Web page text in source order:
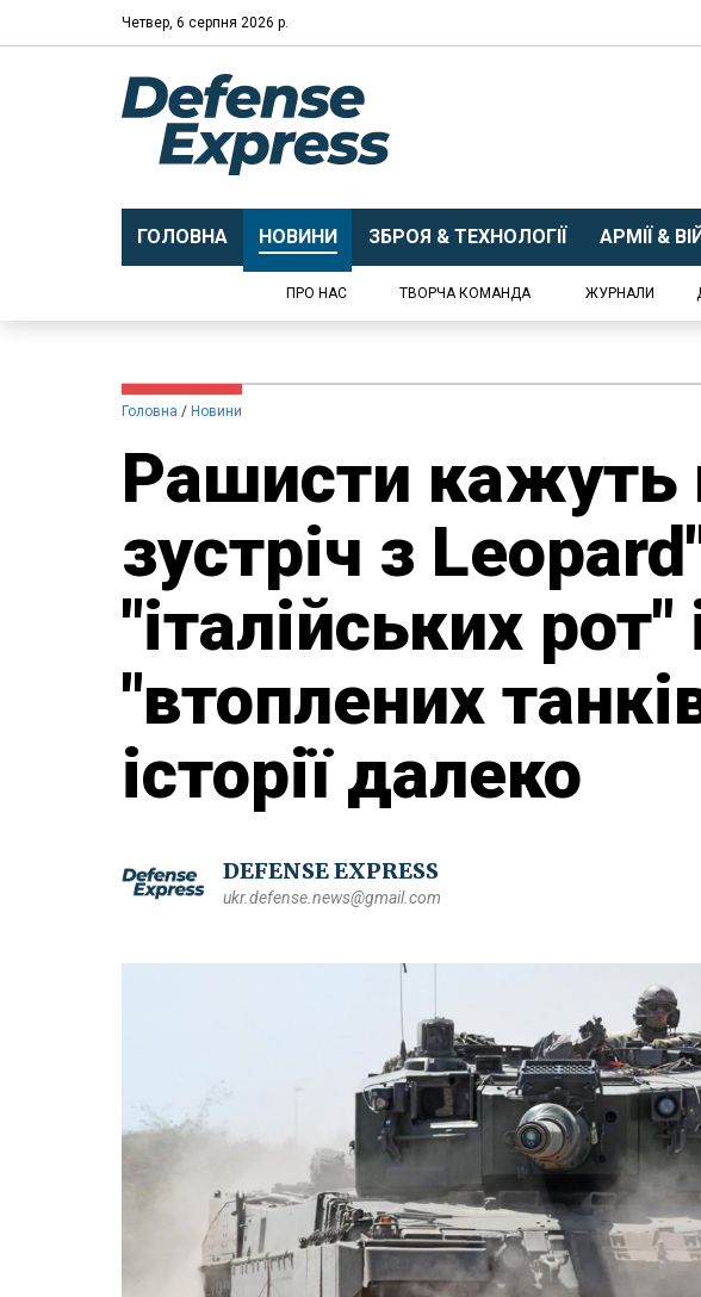
Четвер, 6 серпня 2026 р.
ГОЛОВНА НОВИНИ ЗБРОЯ & ТЕХНОЛОГІЇ АРМІЇ &
ПРО НАС ТВОРЧА КОМАНДА ЖУРНАЛИ
Головна Новини
Рашисти кажуть
зустріч з
"італійських рот"
"втоплених
історії далеко
DEFENSE EXPRESS
ukr.defense.news@gmail.com